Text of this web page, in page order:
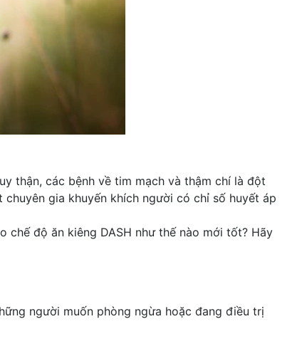
thận, các bệnh về tim mạch và thậm chí là đột
gia khuyến khích người có chỉ số huyết áp
chế độ ăn kiêng DASH như thế nào mới tốt? Hãy
người muốn phòng ngừa hoặc đang điều trị